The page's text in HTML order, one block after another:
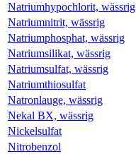
Natriumhypochlorit, wässrig
Natriumnitrit, wässrig
Natriumphosphat, wässrig
Natriumsilikat, wässrig
Natriumsulfat, wässrig
Natriumthiosulfat
Natronlauge, wässrig
Nekal BX, wässrig
Nickelsulfat
Nitrobenzol